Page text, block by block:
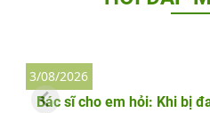
Bác sĩ cho em hỏi: Khi bị
3/08/2026